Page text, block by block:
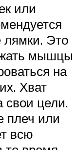
или
лямки. Это
мышцы
на
Хват
свои цели.
плеч или
всю